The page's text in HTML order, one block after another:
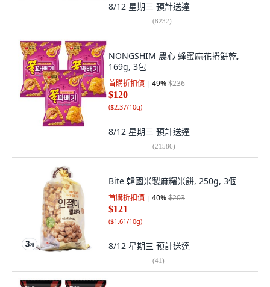
8/12 星期三 預計送達
(8232)
NONGSHIM 農心 蜂蜜麻花捲餅乾,
169g, 3包
首購折扣價 49%$236
$120
($2.37/10g)
8/12 星期三 預計送達
(21586)
Bite 韓國米製麻糬米餅, 250g, 3個
首購折扣價 40%$203
$121
($1.61/10g)
8/12 星期三 預計送達
(41)